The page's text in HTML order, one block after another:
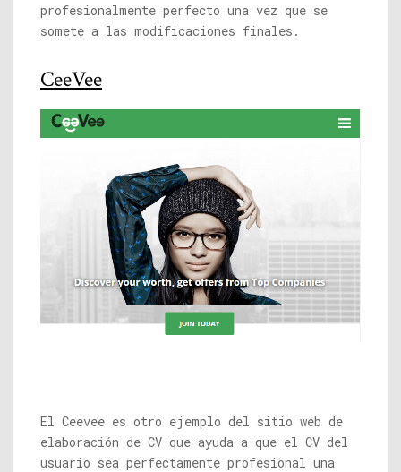
profesionalmente perfecto una vez que se
somete a las modificaciones finales.
CeeVee
El Ceevee es otro ejemplo del sitio web de
elaboración de CV que ayuda a que el CV del
usuario sea perfectamente profesional una